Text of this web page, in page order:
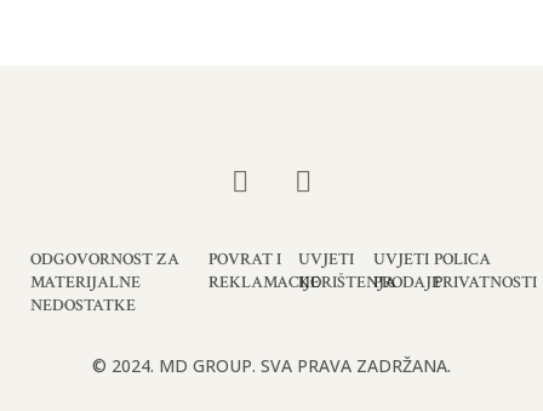
ODGOVORNOST ZA
MATERIJALNE
NEDOSTATKE
POVRAT I
REKLAMACIJE
UVJETI
KORIŠTENJA
UVJETI
PRODAJE
POLICA
PRIVATNOSTI
© 2024. MD GROUP. SVA PRAVA ZADRŽANA.